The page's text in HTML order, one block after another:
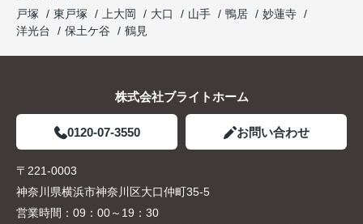
戸塚
東戸塚 上大岡 大口 山手 鴨居
妙蓮寺
洋光台
保土ケ谷 鶴見
株式会社ブライトホーム
0120-07-3550 お問い合わせ
〒221-0003
神奈川県横浜市神奈川区大口仲町35-5
営業時間： 09：00～19：30